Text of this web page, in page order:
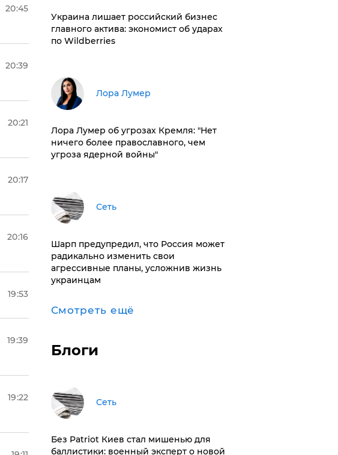
20:45
20:39
20:21
20:17
20:16
19:53
19:39
19:22
​Украина лишает российский бизнес
главного актива: экономист об ударах
по Wildberries
​Лора Лумер
Лора Лумер об угрозах Кремля: "Нет
ничего более православного, чем
угроза ядерной войны"
Сеть
Шарп предупредил, что Россия может
радикально изменить свои
агрессивные планы, усложнив жизнь
украинцам
Смотреть ещё
Блоги
Сеть
​Без Patriot Киев стал мишенью для
баллистики: военный эксперт о новой